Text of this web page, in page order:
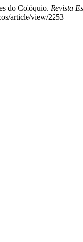
do Colóquio. Revista
article/view/2253